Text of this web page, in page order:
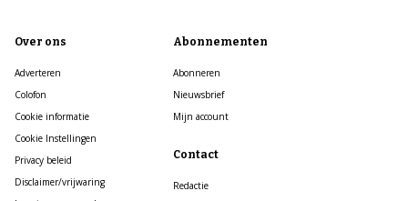
Over ons
Adverteren
Colofon
Cookie informatie
Cookie Instellingen
Privacy beleid
Disclaimer/vrijwaring
Abonnementen
Abonneren
Nieuwsbrief
Mijn account
Contact
Redactie